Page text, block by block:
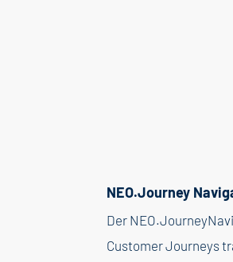
NEO.Journey
Der
Customer Journeys